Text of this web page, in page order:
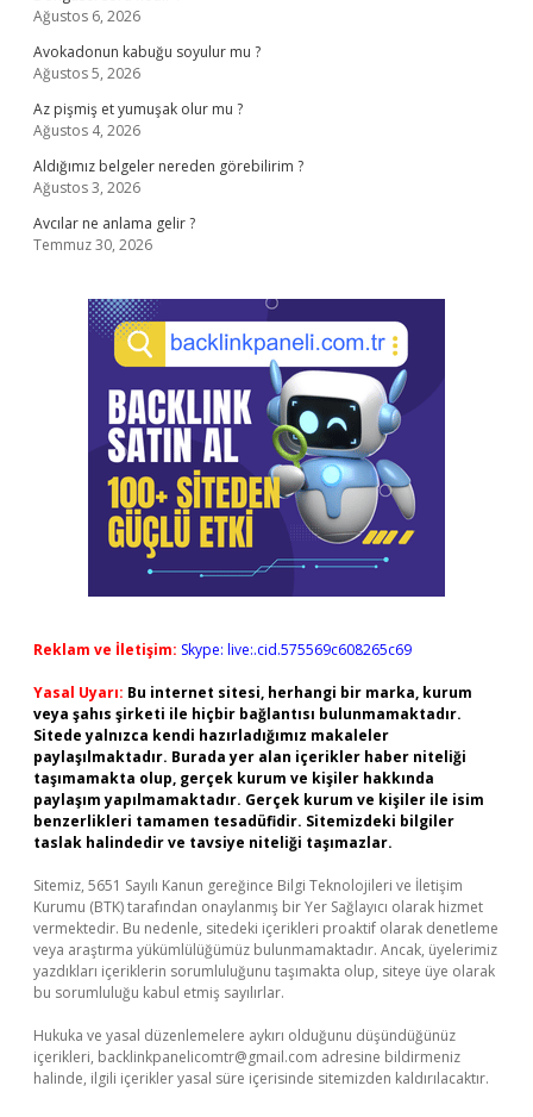
Ağustos 6, 2026
Avokadonun kabuğu soyulur mu ?
Ağustos 5, 2026
Az pişmiş et yumuşak olur mu ?
Ağustos 4, 2026
Aldığımız belgeler nereden görebilirim ?
Ağustos 3, 2026
Avcılar ne anlama gelir ?
Temmuz 30, 2026
Reklam ve İletişim: Skype: live:.cid.575569c608265c69
Yasal Uyarı: Bu internet sitesi, herhangi bir marka, kurum
veya şahıs şirketi ile hiçbir bağlantısı bulunmamaktadır.
Sitede yalnızca kendi hazırladığımız makaleler
paylaşılmaktadır. Burada yer alan içerikler haber niteliği
taşımamakta olup, gerçek kurum ve kişiler hakkında
paylaşım yapılmamaktadır. Gerçek kurum ve kişiler ile isim
benzerlikleri tamamen tesadüfidir. Sitemizdeki bilgiler
taslak halindedir ve tavsiye niteliği taşımazlar.
Sitemiz, 5651 Sayılı Kanun gereğince Bilgi Teknolojileri ve İletişim
Kurumu (BTK) tarafından onaylanmış bir Yer Sağlayıcı olarak hizmet
vermektedir. Bu nedenle, sitedeki içerikleri proaktif olarak denetleme
veya araştırma yükümlülüğümüz bulunmamaktadır. Ancak, üyelerimiz
yazdıkları içeriklerin sorumluluğunu taşımakta olup, siteye üye olarak
bu sorumluluğu kabul etmiş sayılırlar.
Hukuka ve yasal düzenlemelere aykırı olduğunu düşündüğünüz
içerikleri, backlinkpanelicomtr@gmail.com adresine bildirmeniz
halinde, ilgili içerikler yasal süre içerisinde sitemizden kaldırılacaktır.